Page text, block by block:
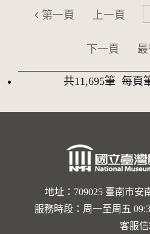
第一頁 上一頁
下一頁
共11,695筆 每頁
地址：709025 臺南市安
服務時段：周一至周五
客服